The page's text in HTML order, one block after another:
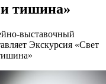
тишина»
выставочный
Экскурсия «Свет